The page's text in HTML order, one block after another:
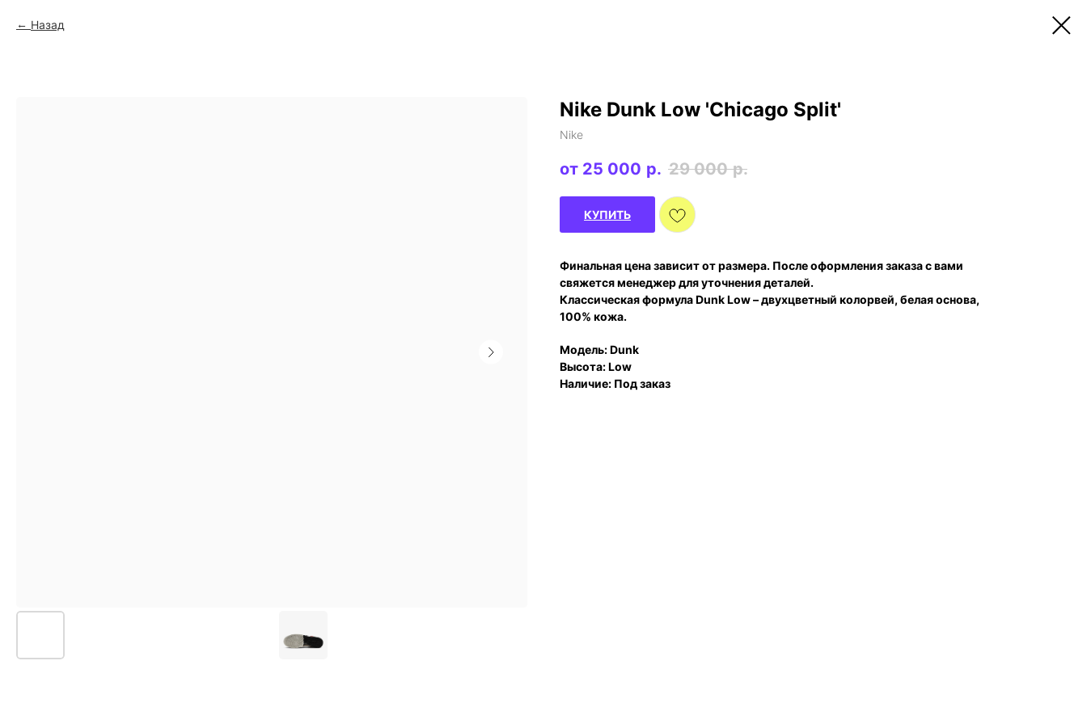
Назад
Nike Dunk Low 'Chicago Split'
Nike
25 000 р. 29 000 р.
КУПИТЬ
Финальная цена зависит от размера. После оформления заказа с вами
свяжется менеджер для уточнения деталей.
Классическая формула Dunk Low – двухцветный колорвей, белая основа,
100% кожа.
Модель: Dunk
Высота: Low
Наличие: Под заказ